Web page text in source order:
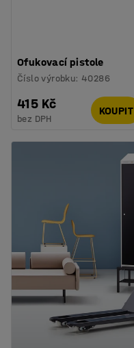
Ofukovací pistole
Číslo výrobku: 40286
415 Kč
bez DPH
KOUPIT